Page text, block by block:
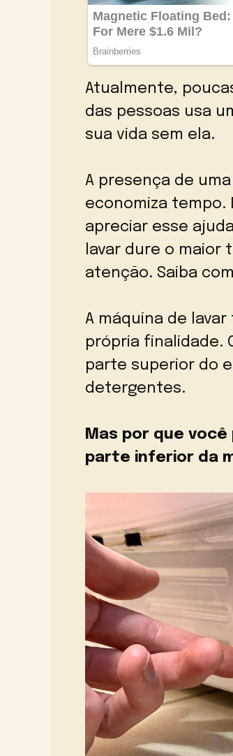
Atualmente,
das pessoas usa
sua vida sem ela.
A presença de
economiza tempo.
apreciar esse
lavar dure o maior
atenção. Saiba
A máquina de
própria finalidade.
parte superior do
detergentes.
Mas por que
parte inferior da